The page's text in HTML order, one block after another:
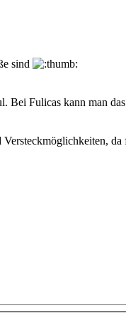
sind
Fulicas kann man